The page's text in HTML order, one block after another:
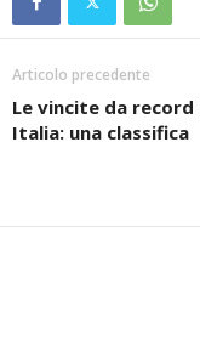
Articolo precedente
Le vincite da record
Italia: una classifica